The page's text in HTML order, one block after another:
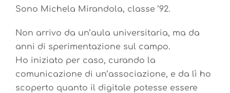
Sono Michela Mirandola, classe ’92.
Non arrivo da un’aula universitaria, ma da
anni di sperimentazione sul campo.
Ho iniziato per caso, curando la
comunicazione di un’associazione, e da lì ho
scoperto quanto il digitale potesse essere